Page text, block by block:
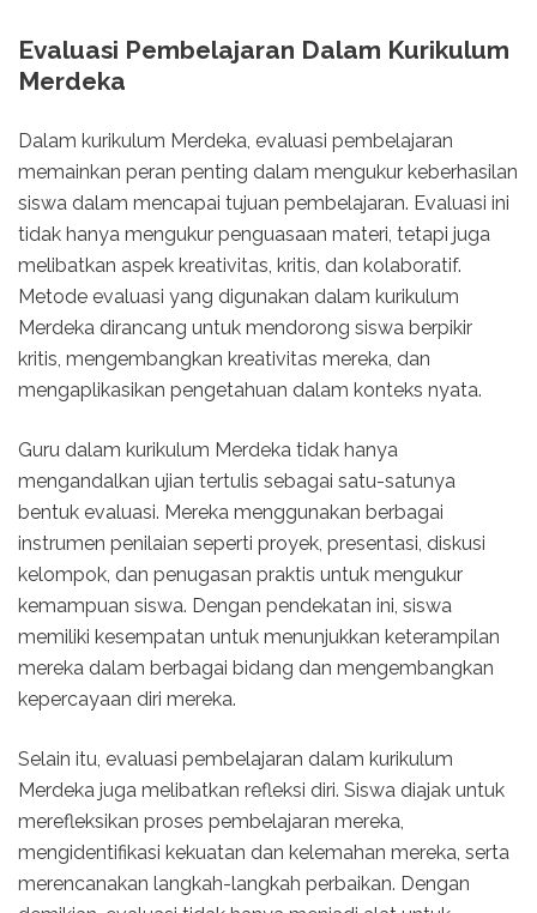
Evaluasi Pembelajaran Dalam Kurikulum
Merdeka
Dalam kurikulum Merdeka, evaluasi pembelajaran
memainkan peran penting dalam mengukur keberhasilan
siswa dalam mencapai tujuan pembelajaran. Evaluasi ini
tidak hanya mengukur penguasaan materi, tetapi juga
melibatkan aspek kreativitas, kritis, dan kolaboratif.
Metode evaluasi yang digunakan dalam kurikulum
Merdeka dirancang untuk mendorong siswa berpikir
kritis, mengembangkan kreativitas mereka, dan
mengaplikasikan pengetahuan dalam konteks nyata.
Guru dalam kurikulum Merdeka tidak hanya
mengandalkan ujian tertulis sebagai satu-satunya
bentuk evaluasi. Mereka menggunakan berbagai
instrumen penilaian seperti proyek, presentasi, diskusi
kelompok, dan penugasan praktis untuk mengukur
kemampuan siswa. Dengan pendekatan ini, siswa
memiliki kesempatan untuk menunjukkan keterampilan
mereka dalam berbagai bidang dan mengembangkan
kepercayaan diri mereka.
Selain itu, evaluasi pembelajaran dalam kurikulum
Merdeka juga melibatkan refleksi diri. Siswa diajak untuk
merefleksikan proses pembelajaran mereka,
mengidentifikasi kekuatan dan kelemahan mereka, serta
merencanakan langkah-langkah perbaikan. Dengan